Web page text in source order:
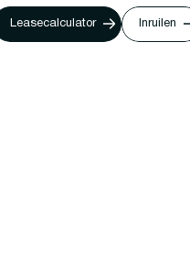
Leasecalculator Inruilen